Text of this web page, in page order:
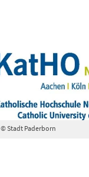
© Stadt Paderborn